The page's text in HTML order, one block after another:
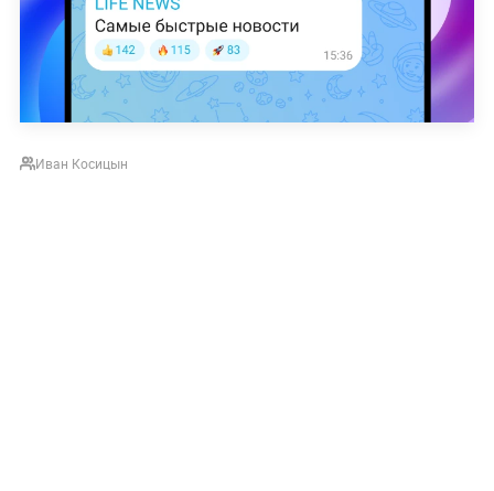
Иван Косицын